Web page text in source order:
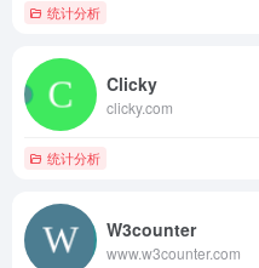
统计分析
Clicky
clicky.com
统计分析
W3counter
www.w3counter.com